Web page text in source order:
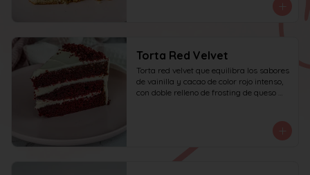
Torta Red Velvet
Torta red velvet que equilibra los sabores
de vainilla y cacao de color rojo intenso,
con doble relleno de frosting de queso